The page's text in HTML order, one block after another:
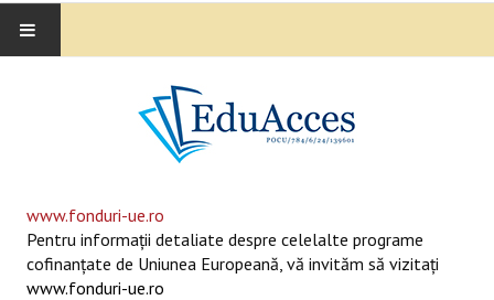
SUPORT EDUCAȚIONAL MATEMATICĂ- INFORMATICĂ
SERVICII PSIHO-SOCIALE
www.fonduri-ue.ro
Pentru informaţii detaliate despre celelalte programe
cofinanţate de Uniunea Europeană, vă invităm să vizitaţi
www.fonduri-ue.ro